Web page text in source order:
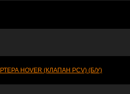
HOVER (КЛАПАН PCV) (Б/У)